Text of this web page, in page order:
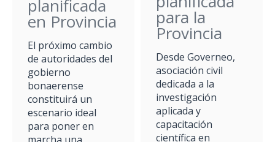
planificada
en Provincia
El próximo cambio
de autoridades del
gobierno
bonaerense
constituirá un
escenario ideal
para poner en
para la
Provincia
Desde Governeo,
asociación civil
dedicada a la
investigación
aplicada y
capacitación
científica en